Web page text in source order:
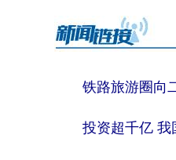
铁路旅游圈向
投资超千亿